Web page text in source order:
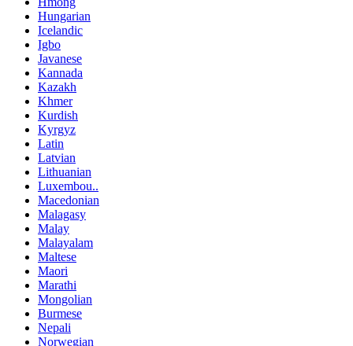
Hungarian
Icelandic
Igbo
Javanese
Kannada
Kazakh
Khmer
Kurdish
Kyrgyz
Latin
Latvian
Lithuanian
Luxembou..
Macedonian
Malagasy
Malay
Malayalam
Maltese
Maori
Marathi
Mongolian
Burmese
Nepali
Norwegian